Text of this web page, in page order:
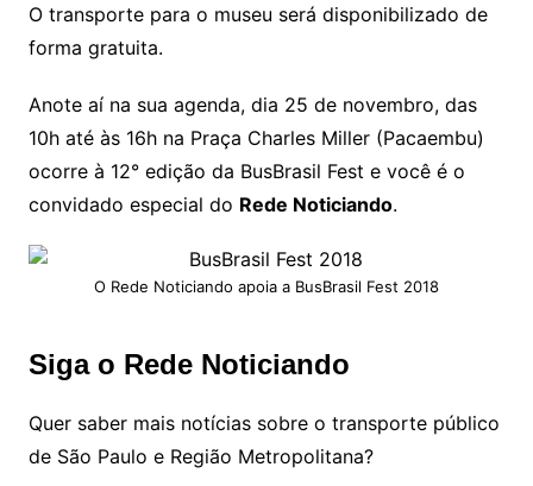
O transporte para o museu será disponibilizado de
forma gratuita.
Anote aí na sua agenda, dia 25 de novembro, das
10h até às 16h na Praça Charles Miller (Pacaembu)
ocorre à 12° edição da BusBrasil Fest e você é o
convidado especial do Rede Noticiando.
O Rede Noticiando apoia a BusBrasil Fest 2018
Siga o Rede Noticiando
Quer saber mais notícias sobre o transporte público
de São Paulo e Região Metropolitana?